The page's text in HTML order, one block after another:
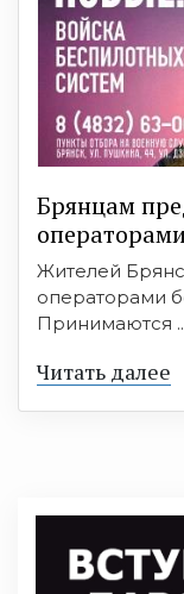
Брянцам
Жителей
операторами
Принимаются
Читать далее